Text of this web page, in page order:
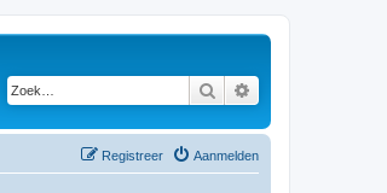
Zoek
Aanmelden
Registreer